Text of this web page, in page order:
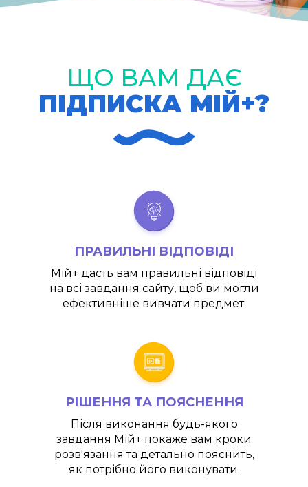
ЩО ВАМ ДАЄ
ПІДПИСКА МІЙ+?
ПРАВИЛЬНІ ВІДПОВІДІ
Мій+ дасть вам правильні відповіді
на всі завдання сайту, щоб ви могли
ефективніше вивчати предмет.
РІШЕННЯ ТА ПОЯСНЕННЯ
Після виконання будь-якого
завдання Мій+ покаже вам кроки
розв'язання та детально пояснить,
як потрібно його виконувати.